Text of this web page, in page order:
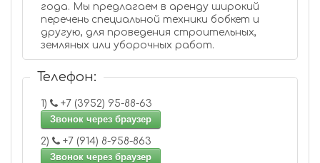
года. Мы предлагаем в аренду широкий
перечень специальной техники бобкет и
другую, для проведения строительных,
земляных или уборочных работ.
Телефон:
1)
+7 (3952) 95-88-63
Звонок через браузер
2)
+7 (914) 8-958-863
Звонок через браузер